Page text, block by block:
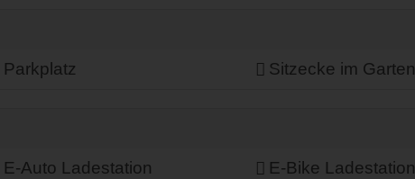
Parkplatz Sitzecke im Garten
E-Auto Ladestation E-Bike Ladestation